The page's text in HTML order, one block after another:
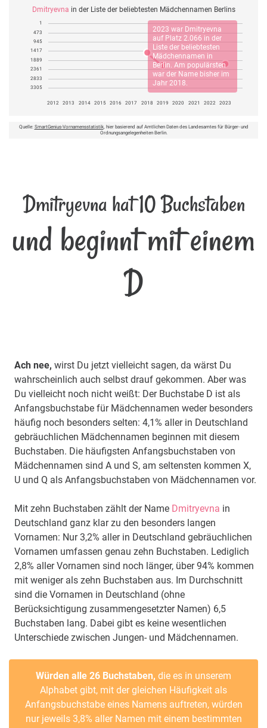
Dmitryevna in der Liste der beliebtesten Mädchennamen Berlins
2023 war Dmitryevna
auf Platz 2.066 in der
Liste der beliebtesten
Mädchennamen in
Berlin. Am populärsten
war der Name bisher im
Jahr 2018.
1
473
945
1417
1889
2361
2833
3305
2012 2013 2014 2015 2016 2017 2018 2019 2020 2021 2022 2023
Quelle: SmartGenius-Vornamensstatistik, hier basierend auf Amtlichen Daten des Landesamtes für Bürger- und
Ordnungsangelegenheiten Berlin.
Dmitryevna hat 10 Buchstaben
und beginnt mit einem
D
Ach nee, wirst Du jetzt vielleicht sagen, da wärst Du
wahrscheinlich auch selbst drauf gekommen. Aber was
Du vielleicht noch nicht weißt: Der Buchstabe D ist als
Anfangsbuchstabe für Mädchennamen weder besonders
häufig noch besonders selten: 4,1% aller in Deutschland
gebräuchlichen Mädchennamen beginnen mit diesem
Buchstaben. Die häufigsten Anfangsbuchstaben von
Mädchennamen sind A und S, am seltensten kommen X,
U und Q als Anfangsbuchstaben von Mädchennamen vor.
Mit zehn Buchstaben zählt der Name Dmitryevna in
Deutschland ganz klar zu den besonders langen
Vornamen: Nur 3,2% aller in Deutschland gebräuchlichen
Vornamen umfassen genau zehn Buchstaben. Lediglich
2,8% aller Vornamen sind noch länger, über 94% kommen
mit weniger als zehn Buchstaben aus. Im Durchschnitt
sind die Vornamen in Deutschland (ohne
Berücksichtigung zusammengesetzter Namen) 6,5
Buchstaben lang. Dabei gibt es keine wesentlichen
Unterschiede zwischen Jungen- und Mädchennamen.
Würden alle 26 Buchstaben, die es in unserem
Alphabet gibt, mit der gleichen Häufigkeit als
Anfangsbuchstabe eines Namens auftreten, würden
nur jeweils 3,8% aller Namen mit einem bestimmten